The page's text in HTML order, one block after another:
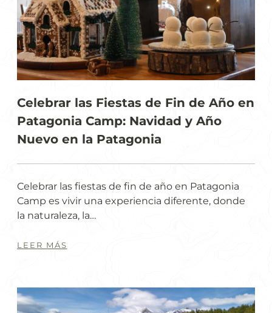
Celebrar las Fiestas de Fin de Año en
Patagonia Camp: Navidad y Año
Nuevo en la Patagonia
Celebrar las fiestas de fin de año en Patagonia
Camp es vivir una experiencia diferente, donde
la naturaleza, la…
LEER MÁS